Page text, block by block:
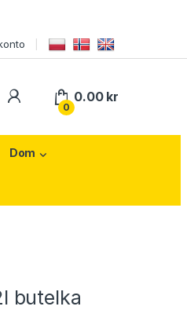
My Account
0
0.00 kr
Dom
butelka